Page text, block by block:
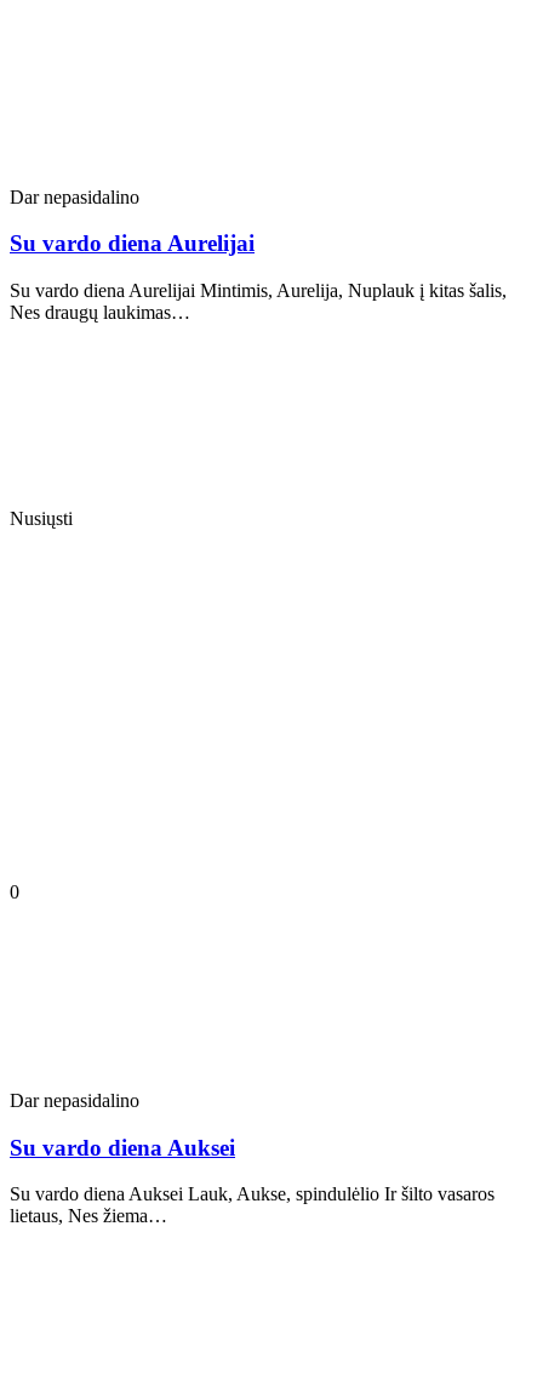
Dar nepasidalino
Su vardo diena Aurelijai
Su vardo diena Aurelijai Mintimis, Aurelija, Nuplauk į kitas šalis,
Nes draugų laukimas…
Nusiųsti
0
Dar nepasidalino
Su vardo diena Auksei
Su vardo diena Auksei Lauk, Aukse, spindulėlio Ir šilto vasaros
lietaus, Nes žiema…